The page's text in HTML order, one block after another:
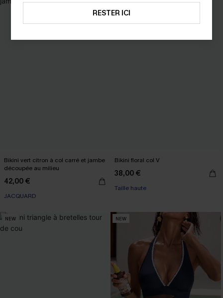
Bikini vert citron à col carré et jambe
découpée au milieu
42,00 €
JACQUARD
Bikini floral col V
38,00 €
Taille haute
NEW NEW
RESTER ICI